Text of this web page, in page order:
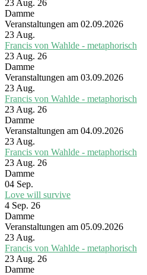
23 Aug. 26
Damme
Veranstaltungen am 02.09.2026
23 Aug.
Francis von Wahlde - metaphorisch
23 Aug. 26
Damme
Veranstaltungen am 03.09.2026
23 Aug.
Francis von Wahlde - metaphorisch
23 Aug. 26
Damme
Veranstaltungen am 04.09.2026
23 Aug.
Francis von Wahlde - metaphorisch
23 Aug. 26
Damme
04 Sep.
Love will survive
4 Sep. 26
Damme
Veranstaltungen am 05.09.2026
23 Aug.
Francis von Wahlde - metaphorisch
23 Aug. 26
Damme